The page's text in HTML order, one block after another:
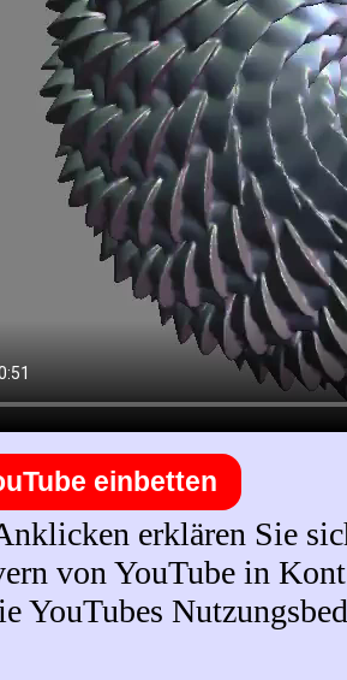
einbetten
erklären Sie
von YouTube in
YouTubes